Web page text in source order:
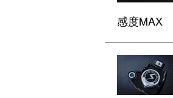
感度MAX